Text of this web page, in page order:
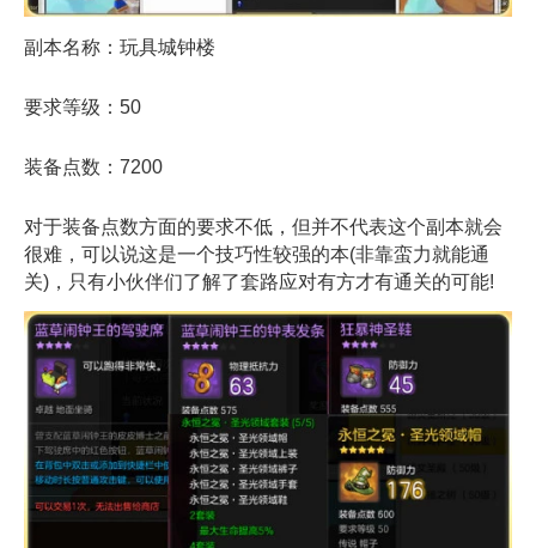
副本名称：玩具城钟楼
要求等级：50
装备点数：7200
对于装备点数方面的要求不低，但并不代表这个副本就会
很难，可以说这是一个技巧性较强的本(非靠蛮力就能通
关)，只有小伙伴们了解了套路应对有方才有通关的可能!